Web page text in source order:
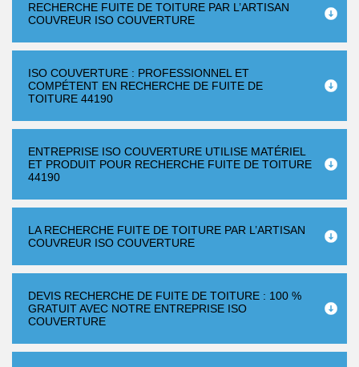
RECHERCHE FUITE DE TOITURE PAR L’ARTISAN
COUVREUR ISO COUVERTURE
ISO COUVERTURE : PROFESSIONNEL ET
COMPÉTENT EN RECHERCHE DE FUITE DE
TOITURE 44190
ENTREPRISE ISO COUVERTURE UTILISE MATÉRIEL
ET PRODUIT POUR RECHERCHE FUITE DE TOITURE
44190
LA RECHERCHE FUITE DE TOITURE PAR L’ARTISAN
COUVREUR ISO COUVERTURE
DEVIS RECHERCHE DE FUITE DE TOITURE : 100 %
GRATUIT AVEC NOTRE ENTREPRISE ISO
COUVERTURE